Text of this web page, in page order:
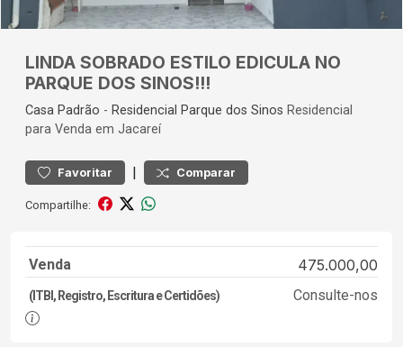
LINDA SOBRADO ESTILO EDICULA NO
PARQUE DOS SINOS!!!
Casa Padrão - Residencial Parque dos Sinos Residencial
para Venda em Jacareí
Favoritar | Comparar
Compartilhe:
Venda 475.000,00
(ITBI, Registro, Escritura e Certidões) Consulte-nos